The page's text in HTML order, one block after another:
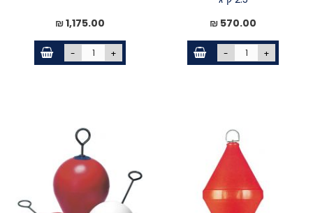
570.00 ₪
- +
1,175.00 ₪
- +